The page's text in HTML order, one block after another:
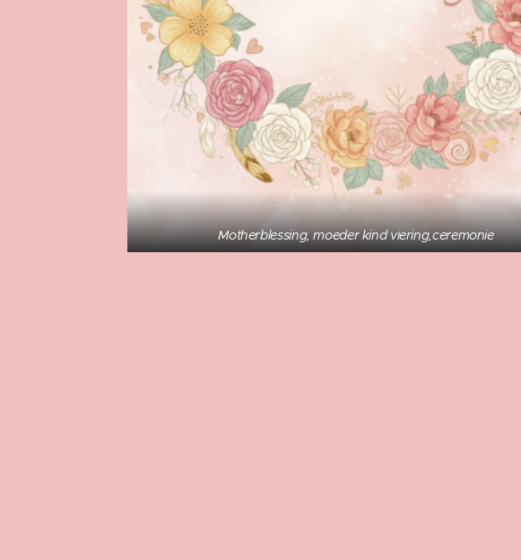
Motherblessing, moeder kind viering,ceremonie